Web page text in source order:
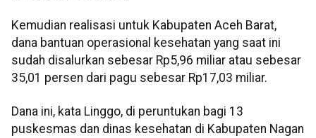
Kemudian realisasi untuk Kabupaten Aceh Barat,
dana bantuan operasional kesehatan yang saat ini
sudah disalurkan sebesar Rp5,96 miliar atau sebesar
35,01 persen dari pagu sebesar Rp17,03 miliar.
Dana ini, kata Linggo, di peruntukan bagi 13
puskesmas dan dinas kesehatan di Kabupaten Nagan